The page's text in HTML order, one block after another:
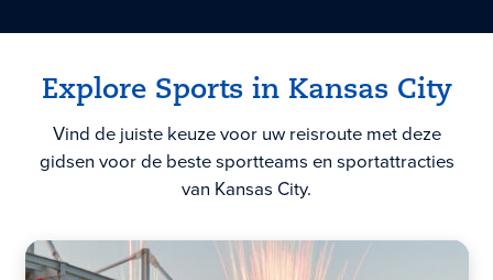
Explore Sports in Kansas City
Vind de juiste keuze voor uw reisroute met deze
gidsen voor de beste sportteams en sportattracties
van Kansas City.